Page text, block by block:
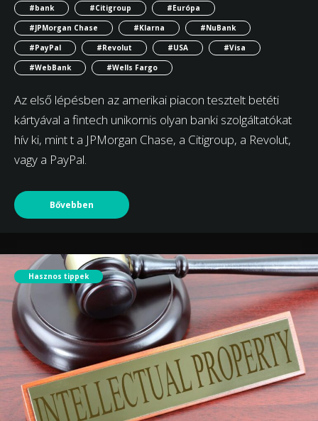
#bank #Citigroup
#Európa
#JPMorgan Chase
#Klarna
#NuBank
#PayPal
#Revolut #USA
#Visa
#WebBank
#Wells Fargo
Az első lépésben az amerikai piacon tesztelt betéti
kártyával a fintech unikornis olyan banki szolgáltatókat
hív ki, mint t a JPMorgan Chase, a Citigroup, a Revolut,
vagy a PayPal.
Bővebben
Hasznos tippek